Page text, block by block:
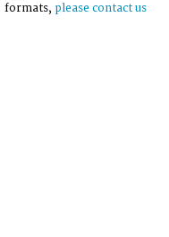
formats, please contact us